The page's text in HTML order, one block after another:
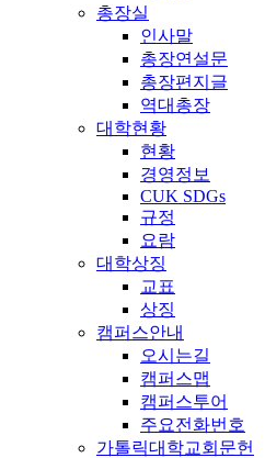
총장실
인사말
총장연설문
총장편지글
역대총장
대학현황
현황
경영정보
CUK SDGs
규정
요람
대학상징
교표
상징
캠퍼스안내
오시는길
캠퍼스맵
캠퍼스투어
주요전화번호
가톨릭대학교회문헌